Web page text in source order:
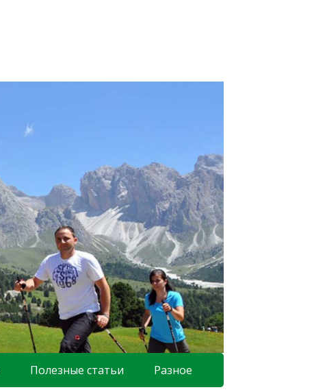
Полезные статьи Разное